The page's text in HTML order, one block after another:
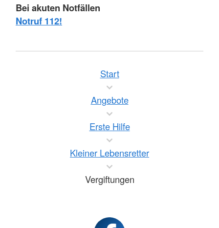
Bei akuten Notfällen
Notruf 112!
Start
Angebote
Erste Hilfe
Kleiner Lebensretter
Vergiftungen